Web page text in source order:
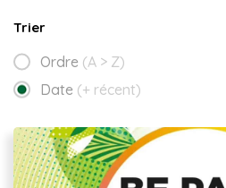
Trier
Ordre (A > Z)
Date (+ récent)